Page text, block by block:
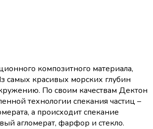
композитного материала,
самых красивых морских глубин
По своим качествам Дектон
технологии спекания частиц –
а происходит спекание
агломерат, фарфор и стекло.